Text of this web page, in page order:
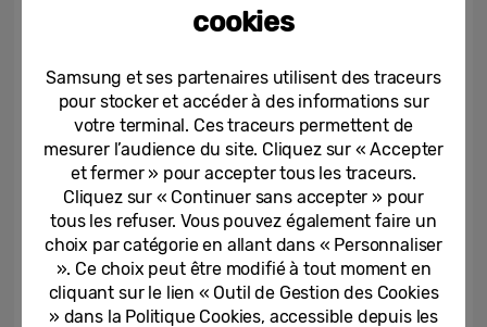
cookies
Samsung et ses partenaires utilisent des traceurs
pour stocker et accéder à des informations sur
votre terminal. Ces traceurs permettent de
mesurer l’audience du site. Cliquez sur « Accepter
et fermer » pour accepter tous les traceurs.
Cliquez sur « Continuer sans accepter » pour
tous les refuser. Vous pouvez également faire un
choix par catégorie en allant dans « Personnaliser
». Ce choix peut être modifié à tout moment en
cliquant sur le lien « Outil de Gestion des Cookies
» dans la Politique Cookies, accessible depuis les